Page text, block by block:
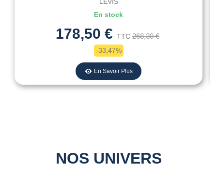
En stock
178,50 € TTC 268,30 €
-33,47%
En Savoir Plus
NOS UNIVERS